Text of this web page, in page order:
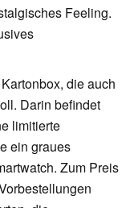
Feeling.
die auch
Darin befindet
limitierte
ein graues
Zum Preis